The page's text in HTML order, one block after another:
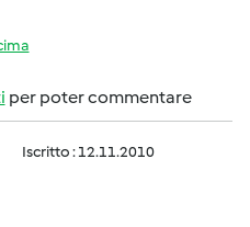
per poter commentare
Iscritto : 12.11.2010